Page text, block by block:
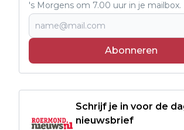
's Morgens om 7.00 uur in je mailbox.
Abonneren
Schrijf je in voor de
nieuwsbrief